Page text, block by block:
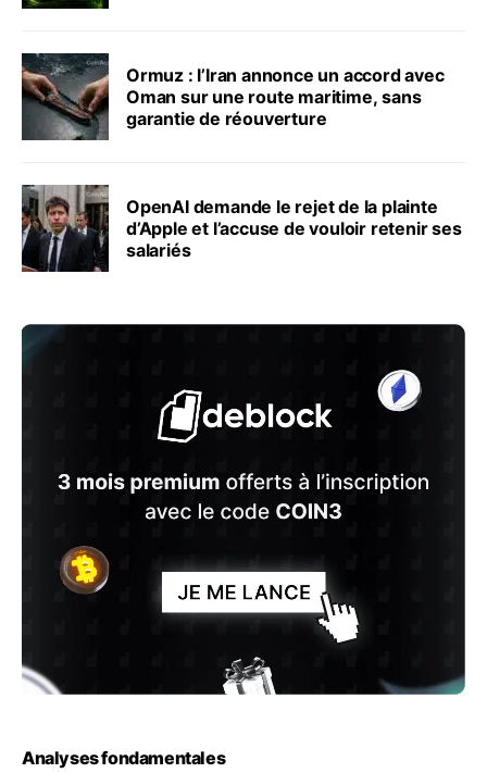
Ormuz : l’Iran annonce un accord avec
Oman sur une route maritime, sans
garantie de réouverture
OpenAI demande le rejet de la plainte
d’Apple et l’accuse de vouloir retenir ses
salariés
Analyses fondamentales